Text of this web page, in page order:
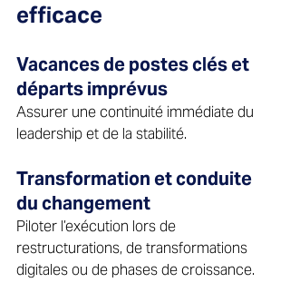
efficace
Vacances de postes clés et
départs imprévus
Assurer une continuité immédiate du
leadership et de la stabilité.
Transformation et conduite
du changement
Piloter l’exécution lors de
restructurations, de transformations
digitales ou de phases de croissance.